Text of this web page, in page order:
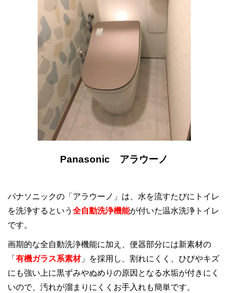
Panasonic アラウーノ
パナソニックの「アラウーノ」は、水を流すたびにトイレ
を洗浄するという 全自動洗浄機能が付いた温水洗浄トイレ
です。
画期的な全自動洗浄機能に加え、便器部分には新素材の
「 有機ガラス系素材」を採用し、割れにくく、ひびやキズ
にも強い上に黒ずみやぬめりの原因となる水垢が付きにく
いので、汚れが溜まりにくくお手入れも簡単です。